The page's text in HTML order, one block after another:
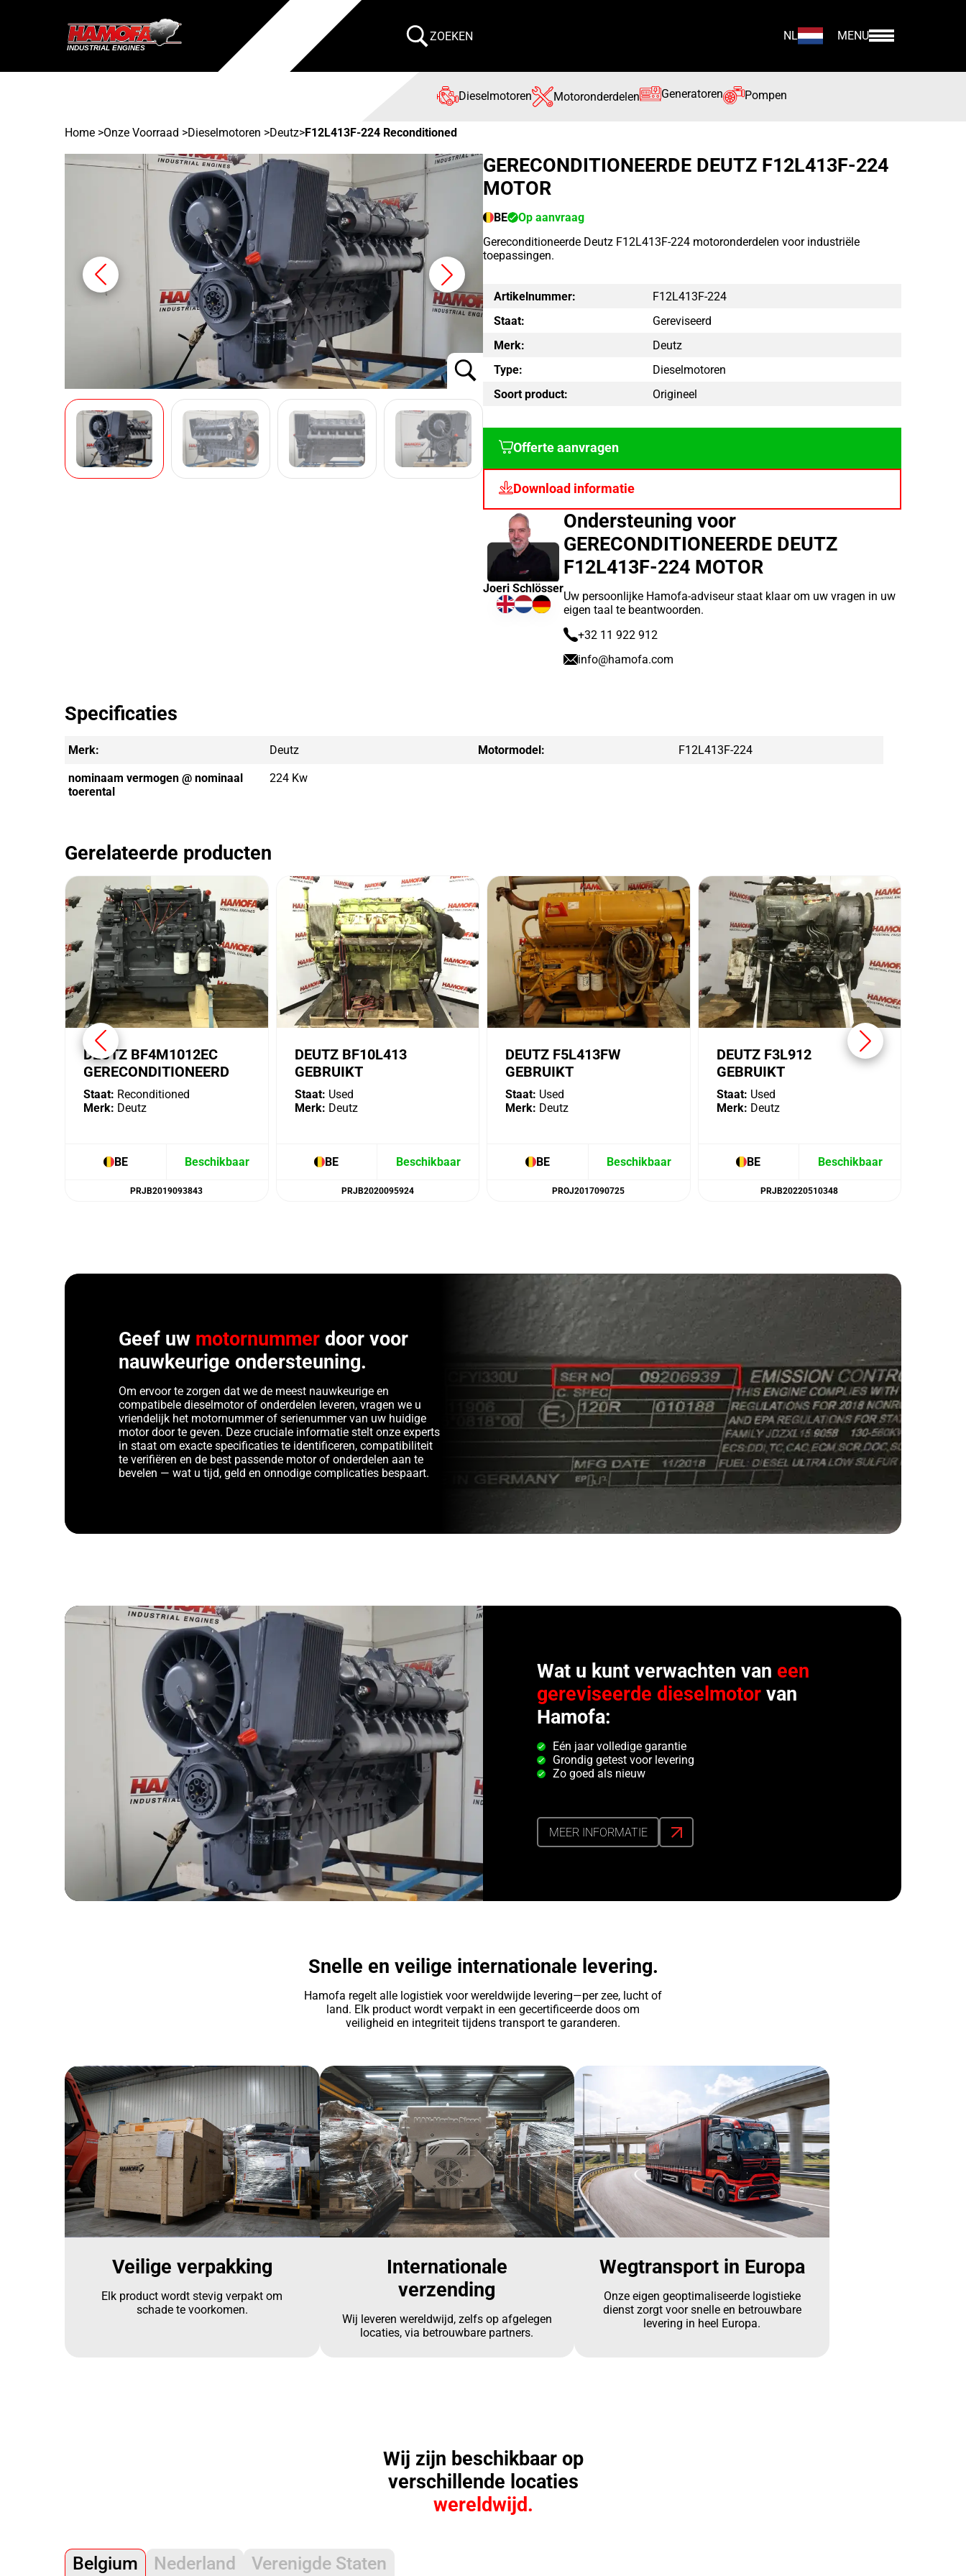
ZOEKEN NL MENU
Dieselmotoren Motoronderdelen Generatoren Pompen
Home >Onze Voorraad >Dieselmotoren >Deutz>F12L413F-224 Reconditioned
GERECONDITIONEERDE DEUTZ F12L413F-224
MOTOR
BE
Op aanvraag
Gereconditioneerde Deutz F12L413F-224 motoronderdelen voor industriële
toepassingen.
Artikelnummer:
F12L413F-224
Staat:
Gereviseerd
Merk:
Deutz
Type:
Dieselmotoren
Soort product:
Origineel
Offerte aanvragen
Download informatie
Ondersteuning voor
GERECONDITIONEERDE DEUTZ
F12L413F-224 MOTOR
Uw persoonlijke Hamofa-adviseur staat klaar om uw vragen in uw
eigen taal te beantwoorden.
+32 11 922 912
info@hamofa.com
Joeri Schlösser
Specificaties
Merk: Deutz Motormodel: F12L413F-224
nominaam vermogen @ nominaal
toerental
224 Kw
Gerelateerde producten
DEUTZ BF4M1012EC
GERECONDITIONEERD
Staat: Reconditioned
Merk: Deutz
BE Beschikbaar
PRJB2019093843
DEUTZ BF10L413
GEBRUIKT
Staat: Used
Merk: Deutz
BE Beschikbaar
PRJB2020095924
DEUTZ F5L413FW
GEBRUIKT
Staat: Used
Merk: Deutz
BE Beschikbaar
PROJ2017090725
DEUTZ F3L912
GEBRUIKT
Staat: Used
Merk: Deutz
BE Beschikbaar
PRJB20220510348
Geef uw motornummer door voor
nauwkeurige ondersteuning.
Om ervoor te zorgen dat we de meest nauwkeurige en
compatibele dieselmotor of onderdelen leveren, vragen we u
vriendelijk het motornummer of serienummer van uw huidige
motor door te geven. Deze cruciale informatie stelt onze experts
in staat om exacte specificaties te identificeren, compatibiliteit
te verifiëren en de best passende motor of onderdelen aan te
bevelen — wat u tijd, geld en onnodige complicaties bespaart.
Wat u kunt verwachten van een
gereviseerde dieselmotor van
Hamofa:
Eén jaar volledige garantie
Grondig getest voor levering
Zo goed als nieuw
MEER INFORMATIE
Snelle en veilige internationale levering.
Hamofa regelt alle logistiek voor wereldwijde levering—per zee, lucht of
land. Elk product wordt verpakt in een gecertificeerde doos om
veiligheid en integriteit tijdens transport te garanderen.
Veilige verpakking
Elk product wordt stevig verpakt om
schade te voorkomen.
Internationale
verzending
Wij leveren wereldwijd, zelfs op afgelegen
locaties, via betrouwbare partners.
Wegtransport in Europa
Onze eigen geoptimaliseerde logistieke
dienst zorgt voor snelle en betrouwbare
levering in heel Europa.
Wij zijn beschikbaar op
verschillende locaties
wereldwijd.
Belgium Nederland Verenigde Staten